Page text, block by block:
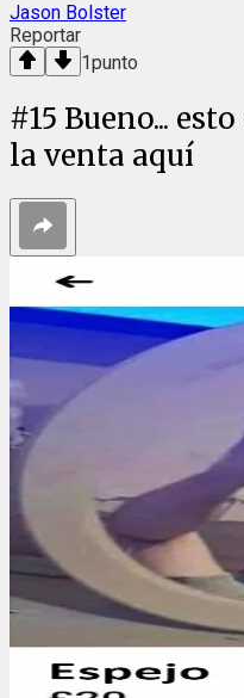
Jason Bolster
Reportar
1punto
#15 Bueno...
la venta aquí